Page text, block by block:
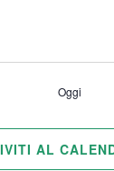
Oggi
AL